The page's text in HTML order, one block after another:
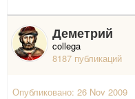
Деметрий
collega
8187 публикаций
Опубликовано: 26 Nov 2009